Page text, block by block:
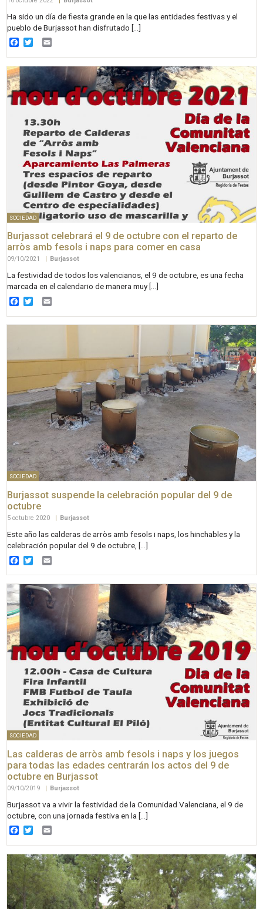
Ha sido un día de fiesta grande en la que las entidades festivas y el
pueblo de Burjassot han disfrutado […]
Facebook
Twitter
SOCIEDAD
Burjassot celebrará el 9 de octubre con el reparto de
arròs amb fesols i naps para comer en casa
09/10/2021 Burjassot
La festividad de todos los valencianos, el 9 de octubre, es una fecha
marcada en el calendario de manera muy […]
Facebook
Twitter
SOCIEDAD
Burjassot suspende la celebración popular del 9 de
octubre
5 octubre 2020 Burjassot
Este año las calderas de arròs amb fesols i naps, los hinchables y la
celebración popular del 9 de octubre, […]
Facebook
Twitter
SOCIEDAD
Las calderas de arròs amb fesols i naps y los juegos
para todas las edades centrarán los actos del 9 de
octubre en Burjassot
09/10/2019 | Burjassot
Burjassot va a vivir la festividad de la Comunidad Valenciana, el 9 de
octubre, con una jornada festiva en la […]
Facebook
Twitter